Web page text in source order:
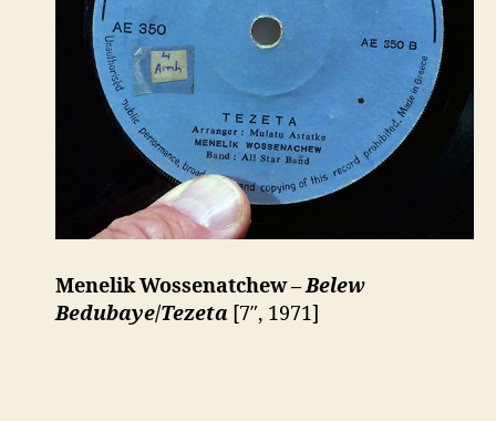
Menelik Wossenatchew –Belew
Bedubaye/Tezeta [7″, 1971]